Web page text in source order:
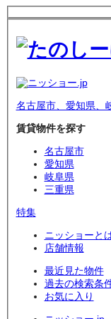
名古屋市、愛知県、
賃貸物件を探す
名古屋市
愛知県
岐阜県
三重県
特集
ニッショーと
店舗情報
最近見た物件
過去の検索条
お気に入り